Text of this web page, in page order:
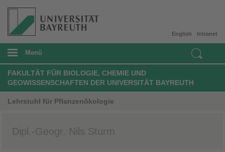
Intranet
English
Menü
FAKULTÄT FÜR BIOLOGIE, CHEMIE UND
GEOWISSENSCHAFTEN DER UNIVERSITÄT BAYREUTH
Lehrstuhl für Pflanzenökologie
Dipl.-Geogr. Nils Sturm